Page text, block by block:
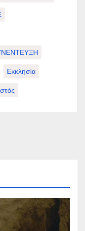
Εκκλησία